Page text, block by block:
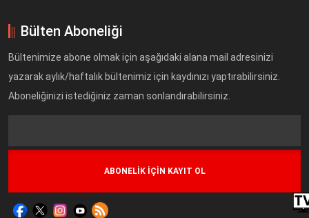
Bülten Aboneliği
Bültenimize abone olmak için aşağıdaki alana mail adresinizi
yazarak aylık/haftalık bültenimiz için kaydınızı yaptırabilirsiniz.
Aboneliğinizi istediğiniz zaman sonlandırabilirsiniz.